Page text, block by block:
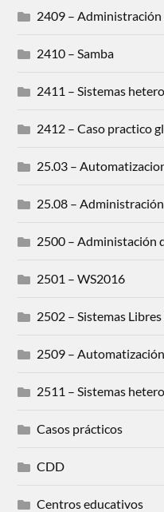
2409 – Administración
2410 – Samba
2411 – Sistemas
2412 – Caso practico
25.03 –
25.08 –
2500 – Administación
2501 – WS2016
2502 – Sistemas
2509 –
2511 – Sistemas
Casos prácticos
CDD
Centros educativos